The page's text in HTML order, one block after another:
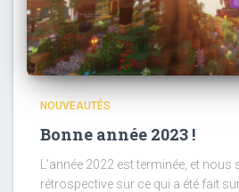
NOUVEAUTÉS
Bonne année 2023 !
L'année 2022 est terminée, et
rétrospective sur ce qui a été fait